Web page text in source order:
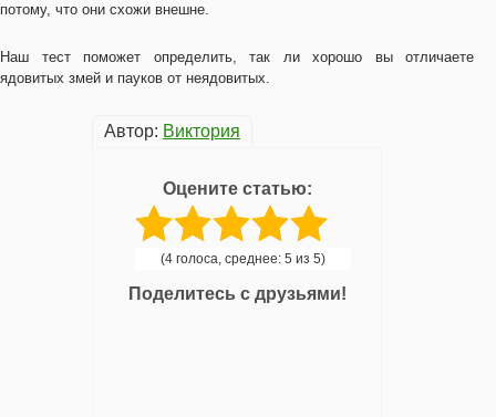
потому, что они схожи внешне.
Наш тест поможет определить, так ли хорошо вы отличаете
ядовитых змей и пауков от неядовитых.
Автор: Виктория
Оцените статью:
(4 голоса, среднее: 5 из 5)
Поделитесь с друзьями!